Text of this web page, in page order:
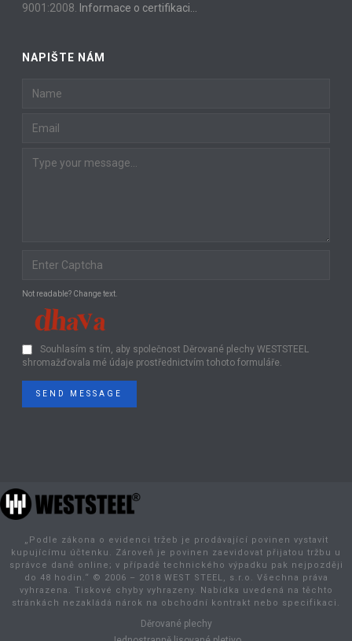
9001:2008.
Informace o certifikaci…
NAPIŠTE NÁM
Not readable? Change text.
Souhlasím s tím, aby společnost Děrované plechy WESTSTEEL
shromažďovala mé údaje prostřednictvím tohoto formuláře.
SEND MESSAGE
„Podle zákona o evidenci tržeb je prodávající povinen vystavit
kupujícímu účtenku. Zároveň je povinen zaevidovat přijatou tržbu u
správce daně online; v případě technického výpadku pak nejpozději
do 48 hodin.“ © 2006 – 2018 WEST STEEL, s.r.o. Všechna práva
vyhrazena. Tiskové chyby vyhrazeny. Nabídka uvedená na těchto
stránkách nezakládá nárok na obchodní kontrakt nebo specifikaci.
Děrované plechy